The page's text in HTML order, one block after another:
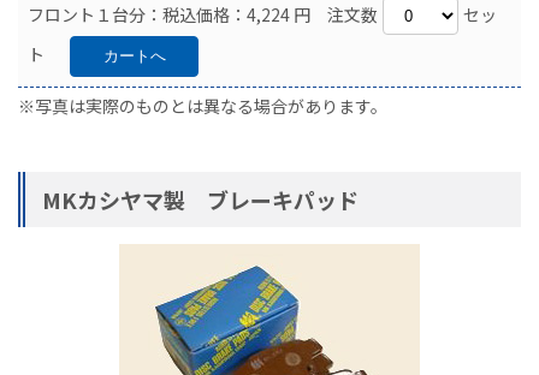
フロント１台分：税込価格：4,224 円 注文数
セッ
ト
※写真は実際のものとは異なる場合があります。
MKカシヤマ製 ブレーキパッド